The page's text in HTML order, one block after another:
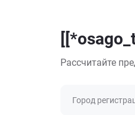
Рассчитайте
Город